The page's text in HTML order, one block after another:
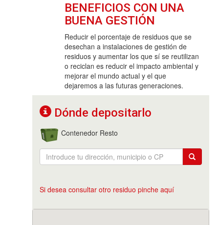
BENEFICIOS CON UNA
BUENA GESTIÓN
Reducir el porcentaje de residuos que se
desechan a instalaciones de gestión de
residuos y aumentar los que sí se reutilizan
o reciclan es reducir el impacto ambiental y
mejorar el mundo actual y el que
dejaremos a las futuras generaciones.
Dónde depositarlo
Contenedor Resto
Si desea consultar otro residuo pinche aquí